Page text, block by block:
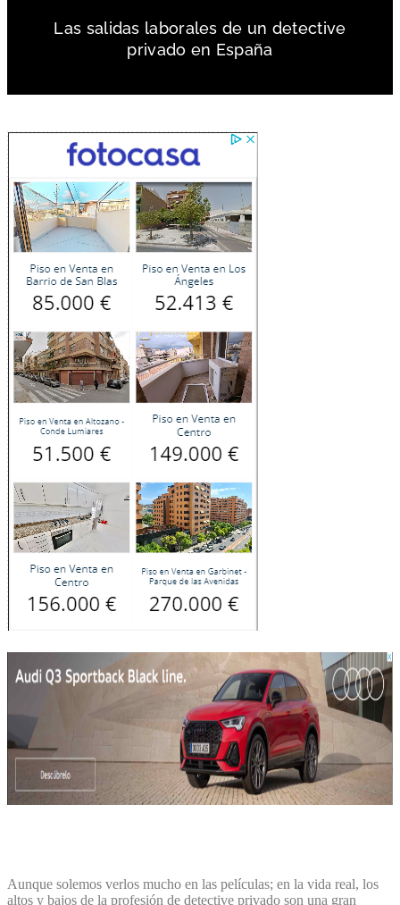
Las salidas laborales de un detective
privado en España
Aunque solemos verlos mucho en las películas; en la vida real, los
altos y bajos de la profesión de detective privado son una gran